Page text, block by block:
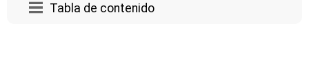
Tabla de contenido